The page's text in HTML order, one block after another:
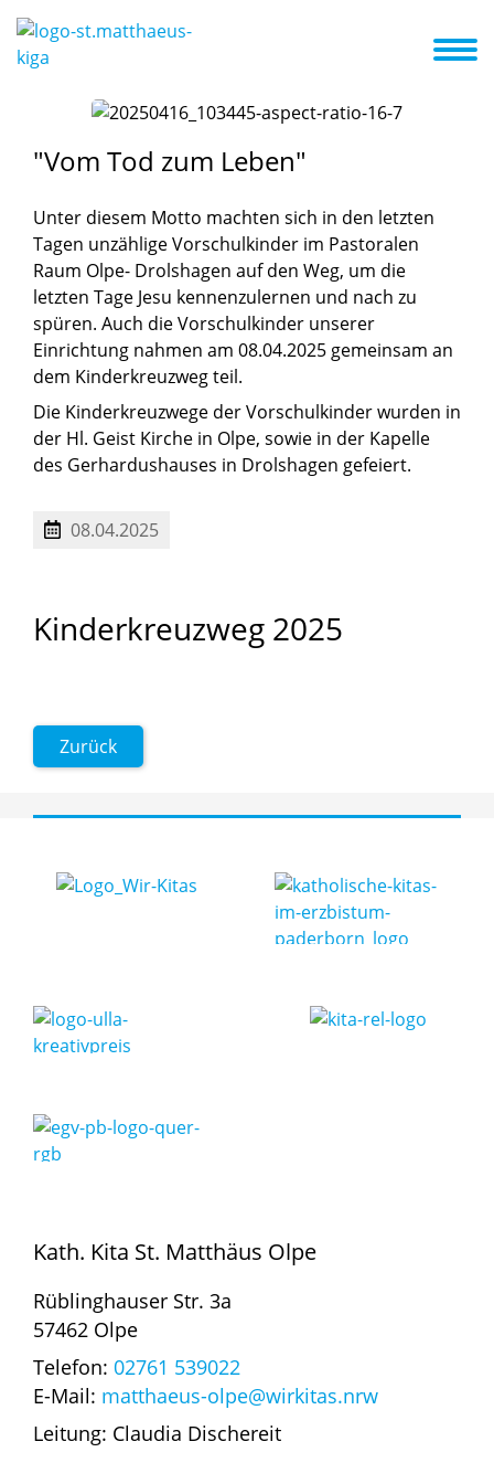
Unsere Kooperation
"Vom Tod zum Leben"
Unter diesem Motto machten sich in den letzten
Tagen unzählige Vorschulkinder im Pastoralen
Raum Olpe- Drolshagen auf den Weg, um die
letzten Tage Jesu kennenzulernen und nach zu
spüren. Auch die Vorschulkinder unserer
Einrichtung nahmen am 08.04.2025 gemeinsam an
dem Kinderkreuzweg teil.
Die Kinderkreuzwege der Vorschulkinder wurden in
der Hl. Geist Kirche in Olpe, sowie in der Kapelle
des Gerhardushauses in Drolshagen gefeiert.
08.04.2025
Kinderkreuzweg 2025
Zurück
Kath. Kita St. Matthäus Olpe
Rüblinghauser Str. 3a
57462 Olpe
Telefon: 02761 539022
E-Mail: matthaeus-olpe@wirkitas.nrw
Leitung: Claudia Dischereit